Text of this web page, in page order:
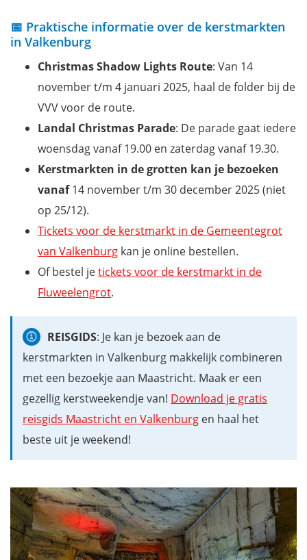
📅 Praktische informatie over de kerstmarkten
in Valkenburg
Christmas Shadow Lights Route: Van 14
november t/m 4 januari 2025, haal de folder bij de
VVV voor de route.
Landal Christmas Parade: De parade gaat iedere
woensdag vanaf 19.00 en zaterdag vanaf 19.30.
Kerstmarkten in de grotten kan je bezoeken
vanaf14 november t/m 30 december 2025 (niet
op 25/12).
Tickets voor de kerstmarkt in de Gemeentegrot
van Valkenburg kan je online bestellen.
Of bestel jetickets voor de kerstmarkt in de
Fluweelengrot.
REISGIDS: Je kan je bezoek aan de
kerstmarkten in Valkenburg makkelijk combineren
met een bezoekje aan Maastricht. Maak er een
gezellig kerstweekendje van! Download je gratis
reisgids Maastricht en Valkenburg en haal het
beste uit je weekend!